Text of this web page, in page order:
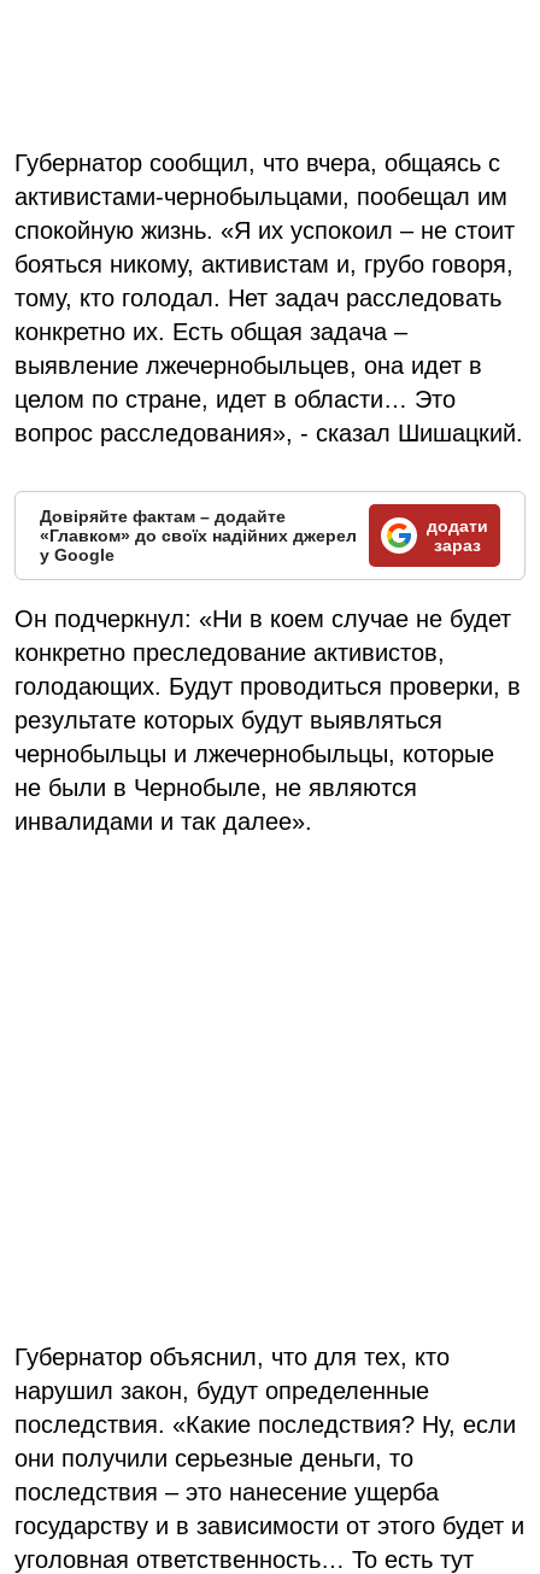
Губернатор сообщил, что вчера, общаясь с
активистами-чернобыльцами, пообещал им
спокойную жизнь. «Я их успокоил – не стоит
бояться никому, активистам и, грубо говоря,
тому, кто голодал. Нет задач расследовать
конкретно их. Есть общая задача –
выявление лжечернобыльцев, она идет в
целом по стране, идет в области… Это
вопрос расследования», - сказал Шишацкий.
Довіряйте фактам – додайте
«Главком» до своїх надійних джерел
у Google
додати
зараз
Он подчеркнул: «Ни в коем случае не будет
конкретно преследование активистов,
голодающих. Будут проводиться проверки, в
результате которых будут выявляться
чернобыльцы и лжечернобыльцы, которые
не были в Чернобыле, не являются
инвалидами и так далее».
Губернатор объяснил, что для тех, кто
нарушил закон, будут определенные
последствия. «Какие последствия? Ну, если
они получили серьезные деньги, то
последствия – это нанесение ущерба
государству и в зависимости от этого будет и
уголовная ответственность… То есть тут